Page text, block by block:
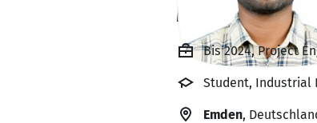
Manoj
Bis 2024, Project
Student, Industrial
Emden,